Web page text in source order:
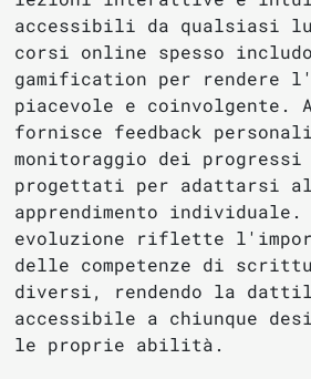
accessibili da qualsiasi
corsi online spesso
gamification per rendere
piacevole e coinvolgente.
fornisce feedback
monitoraggio dei
progettati per adattarsi
apprendimento individuale.
evoluzione riflette
delle competenze di
diversi, rendendo la
accessibile a chiunque
le proprie abilità.